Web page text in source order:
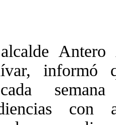
Antero
informó
semana
con